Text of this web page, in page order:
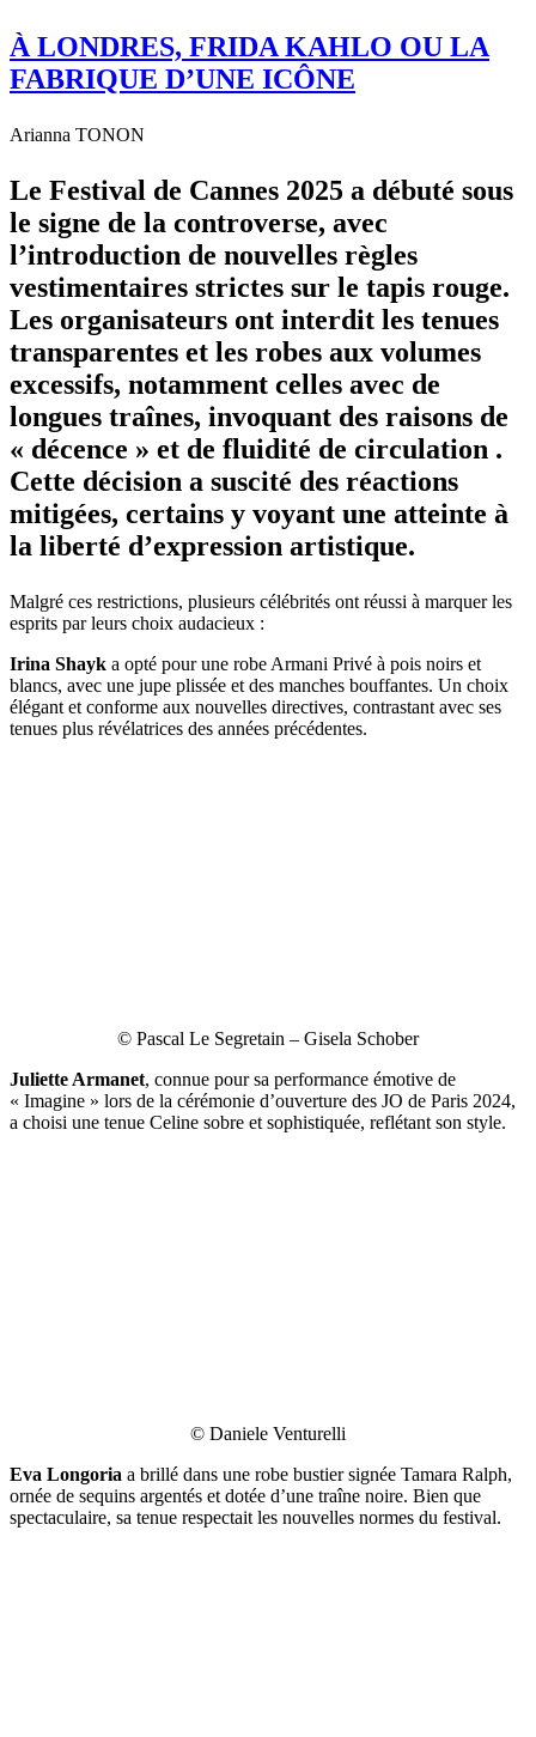
À LONDRES, FRIDA KAHLO OU LA
FABRIQUE D’UNE ICÔNE
Arianna TONON
Le Festival de Cannes 2025 a débuté sous
le signe de la controverse, avec
l’introduction de nouvelles règles
vestimentaires strictes sur le tapis rouge.
Les organisateurs ont interdit les tenues
transparentes et les robes aux volumes
excessifs, notamment celles avec de
longues traînes, invoquant des raisons de
« décence » et de fluidité de circulation .
Cette décision a suscité des réactions
mitigées, certains y voyant une atteinte à
la liberté d’expression artistique.
Malgré ces restrictions, plusieurs célébrités ont réussi à marquer les
esprits par leurs choix audacieux :
Irina Shayk a opté pour une robe Armani Privé à pois noirs et
blancs, avec une jupe plissée et des manches bouffantes. Un choix
élégant et conforme aux nouvelles directives, contrastant avec ses
tenues plus révélatrices des années précédentes.
© Pascal Le Segretain – Gisela Schober
Juliette Armanet, connue pour sa performance émotive de
« Imagine » lors de la cérémonie d’ouverture des JO de Paris 2024,
a choisi une tenue Celine sobre et sophistiquée, reflétant son style.
© Daniele Venturelli
Eva Longoria a brillé dans une robe bustier signée Tamara Ralph,
ornée de sequins argentés et dotée d’une traîne noire. Bien que
spectaculaire, sa tenue respectait les nouvelles normes du festival.